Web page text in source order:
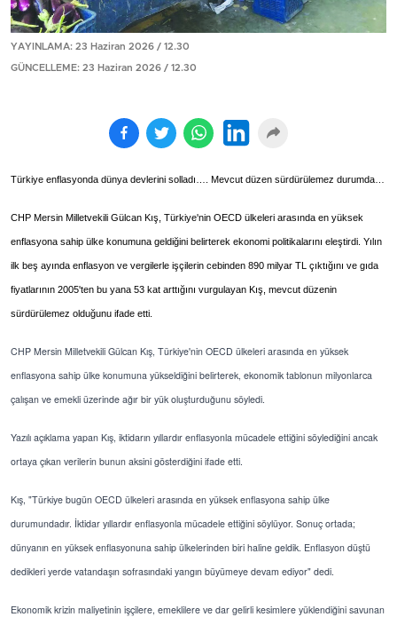
YAYINLAMA: 23 Haziran 2026 / 12.30
GÜNCELLEME: 23 Haziran 2026 / 12.30
Türkiye enflasyonda dünya devlerini solladı…. Mevcut düzen sürdürülemez durumda…
CHP Mersin Milletvekili Gülcan Kış, Türkiye'nin OECD ülkeleri arasında en yüksek
enflasyona sahip ülke konumuna geldiğini belirterek ekonomi politikalarını eleştirdi. Yılın
ilk beş ayında enflasyon ve vergilerle işçilerin cebinden 890 milyar TL çıktığını ve gıda
fiyatlarının 2005'ten bu yana 53 kat arttığını vurgulayan Kış, mevcut düzenin
sürdürülemez olduğunu ifade etti.
CHP Mersin Milletvekili Gülcan Kış, Türkiye'nin OECD ülkeleri arasında en yüksek
enflasyona sahip ülke konumuna yükseldiğini belirterek, ekonomik tablonun milyonlarca
çalışan ve emekli üzerinde ağır bir yük oluşturduğunu söyledi.
Yazılı açıklama yapan Kış, iktidarın yıllardır enflasyonla mücadele ettiğini söylediğini ancak
ortaya çıkan verilerin bunun aksini gösterdiğini ifade etti.
Kış, "Türkiye bugün OECD ülkeleri arasında en yüksek enflasyona sahip ülke
durumundadır. İktidar yıllardır enflasyonla mücadele ettiğini söylüyor. Sonuç ortada;
dünyanın en yüksek enflasyonuna sahip ülkelerinden biri haline geldik. Enflasyon düştü
dedikleri yerde vatandaşın sofrasındaki yangın büyümeye devam ediyor" dedi.
Ekonomik krizin maliyetinin işçilere, emeklilere ve dar gelirli kesimlere yüklendiğini savunan